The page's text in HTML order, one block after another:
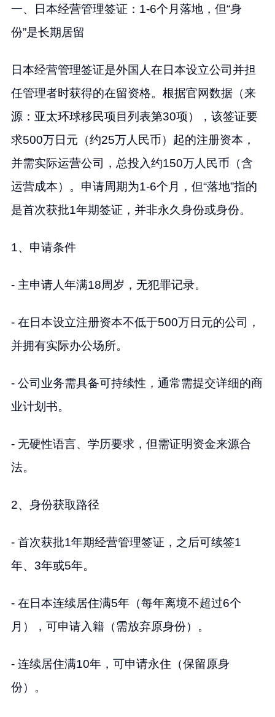
一、日本经营管理签证：1-6个月落地，但“身
份”是长期居留
日本经营管理签证是外国人在日本设立公司并担
任管理者时获得的在留资格。根据官网数据（来
源：亚太环球移民项目列表第30项），该签证要
求500万日元（约25万人民币）起的注册资本，
并需实际运营公司，总投入约150万人民币（含
运营成本）。申请周期为1-6个月，但“落地”指的
是首次获批1年期签证，并非永久身份或身份。
1、申请条件
- 主申请人年满18周岁，无犯罪记录。
- 在日本设立注册资本不低于500万日元的公司，
并拥有实际办公场所。
- 公司业务需具备可持续性，通常需提交详细的商
业计划书。
- 无硬性语言、学历要求，但需证明资金来源合
法。
2、身份获取路径
- 首次获批1年期经营管理签证，之后可续签1
年、3年或5年。
- 在日本连续居住满5年（每年离境不超过6个
月），可申请入籍（需放弃原身份）。
- 连续居住满10年，可申请永住（保留原身
份）。